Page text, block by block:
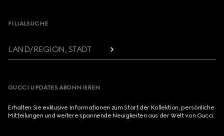
FILIALSUCHE
LAND/REGION, STADT
GUCCI UPDATES ABONNIEREN
Erhalten Sie exklusive Informationen zum Start der Kollektion, persönliche
Mitteilungen und weitere spannende Neuigkeiten aus der Welt von Gucci.